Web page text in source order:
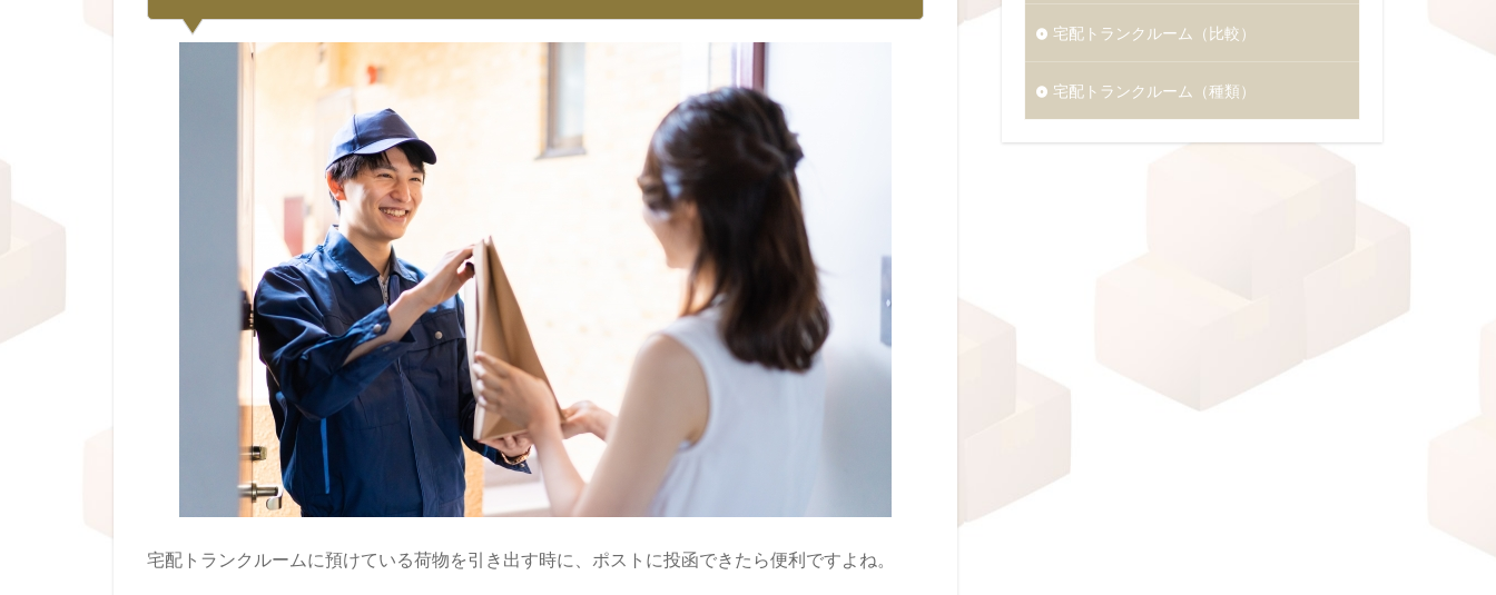
宅配トランクルームに預けている荷物を引き出す時に、ポストに投函できたら便利ですよね。
宅配トランクルーム（比較）
宅配トランクルーム（種類）